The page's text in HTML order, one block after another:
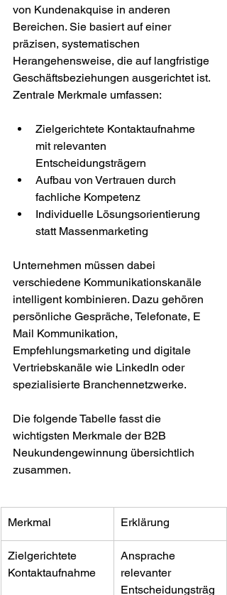
von Kundenakquise in anderen
Bereichen. Sie basiert auf einer
präzisen, systematischen
Herangehensweise, die auf langfristige
Geschäftsbeziehungen ausgerichtet ist.
Zentrale Merkmale umfassen:
Zielgerichtete Kontaktaufnahme
mit relevanten
Entscheidungsträgern
Aufbau von Vertrauen durch
fachliche Kompetenz
Individuelle Lösungsorientierung
statt Massenmarketing
Unternehmen müssen dabei
verschiedene Kommunikationskanäle
intelligent kombinieren. Dazu gehören
persönliche Gespräche, Telefonate, E
Mail Kommunikation,
Empfehlungsmarketing und digitale
Vertriebskanäle wie LinkedIn oder
spezialisierte Branchennetzwerke.
Die folgende Tabelle fasst die
wichtigsten Merkmale der B2B
Neukundengewinnung übersichtlich
zusammen.
Merkmal Erklärung
Zielgerichtete
Kontaktaufnahme
Ansprache
relevanter
Entscheidungsträg